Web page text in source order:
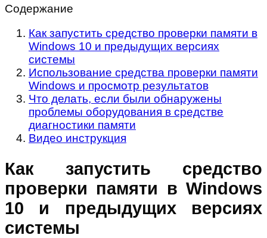
Содержание
Как запустить средство проверки памяти в
Windows 10 и предыдущих версиях
системы
Использование средства проверки памяти
Windows и просмотр результатов
Что делать, если были обнаружены
проблемы оборудования в средстве
диагностики памяти
Видео инструкция
Как запустить средство
проверки памяти в Windows
10 и предыдущих версиях
системы